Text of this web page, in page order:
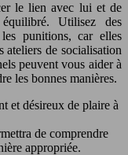
le lien avec lui et de
Utilisez des
punitions, car elles
ateliers de socialisation
peuvent vous aider à
les bonnes manières.
et désireux de plaire à
de comprendre
appropriée.